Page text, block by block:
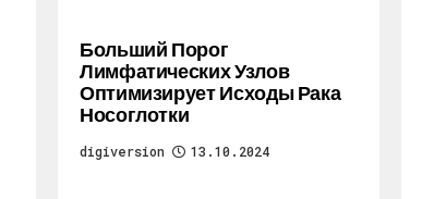
Больший Порог
Лимфатических Узлов
Оптимизирует Исходы Рака
Носоглотки
digiversion 13.10.2024